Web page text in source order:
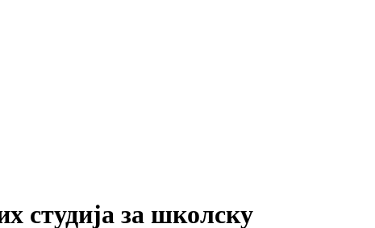
студија за школску